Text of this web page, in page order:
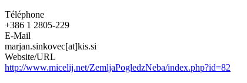
Téléphone
+386 1 2805-229
E-Mail
marjan.sinkovec[at]kis.si
Website/URL
http://www.micelij.net/ZemljaPogledzNeba/index.php?id=82